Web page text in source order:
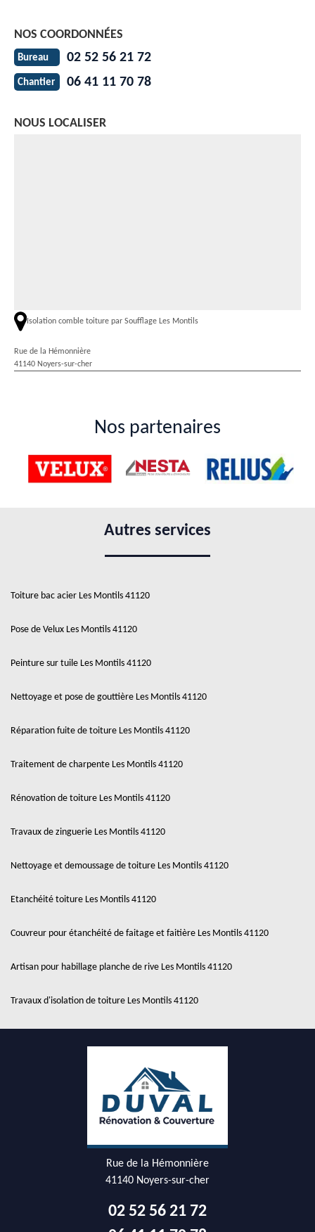
NOS COORDONNÉES
Bureau 02 52 56 21 72
Chantier 06 41 11 70 78
NOUS LOCALISER
Isolation comble toiture par Soufflage Les Montils
Rue de la Hémonnière
41140 Noyers-sur-cher
Nos partenaires
Autres services
Toiture bac acier Les Montils 41120
Pose de Velux Les Montils 41120
Peinture sur tuile Les Montils 41120
Nettoyage et pose de gouttière Les Montils 41120
Réparation fuite de toiture Les Montils 41120
Traitement de charpente Les Montils 41120
Rénovation de toiture Les Montils 41120
Travaux de zinguerie Les Montils 41120
Nettoyage et demoussage de toiture Les Montils 41120
Etanchéité toiture Les Montils 41120
Couvreur pour étanchéité de faitage et faitière Les Montils 41120
Artisan pour habillage planche de rive Les Montils 41120
Travaux d'isolation de toiture Les Montils 41120
Rue de la Hémonnière
41140 Noyers-sur-cher
02 52 56 21 72